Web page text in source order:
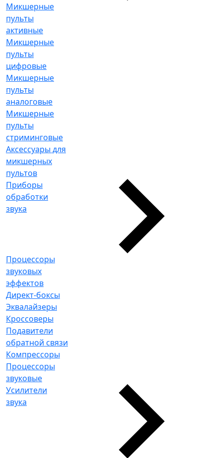
Микшерные
пульты
активные
Микшерные
пульты
цифровые
Микшерные
пульты
аналоговые
Микшерные
пульты
стриминговые
Аксессуары для
микшерных
пультов
Приборы
обработки
звука
Процессоры
звуковых
эффектов
Директ-боксы
Эквалайзеры
Кроссоверы
Подавители
обратной связи
Компрессоры
Процессоры
звуковые
Усилители
звука